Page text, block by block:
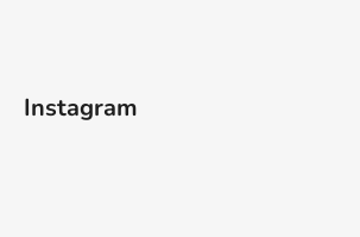
Instagram